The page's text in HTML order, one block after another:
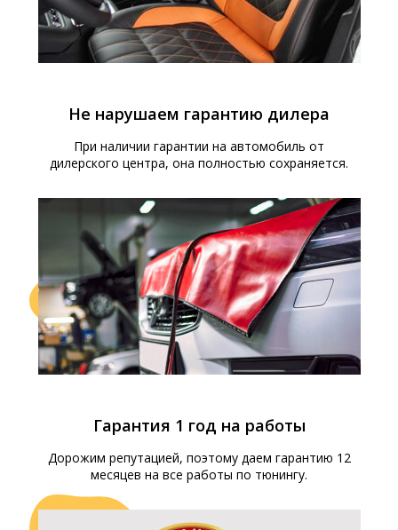
Не нарушаем гарантию дилера
При наличии гарантии на автомобиль от
дилерского центра, она полностью сохраняется.
Гарантия 1 год на работы
Дорожим репутацией, поэтому даем гарантию 12
месяцев на все работы по тюнингу.